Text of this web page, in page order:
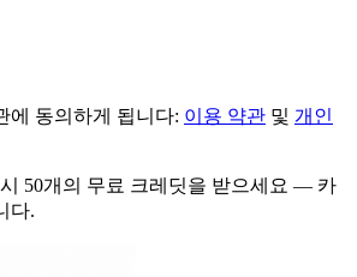
에 동의하게 됩니다: 이용 약관 및 개인
50개의 무료 크레딧을 받으세요 — 카
다.